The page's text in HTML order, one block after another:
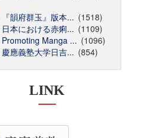
『韻府群玉』版本... (1518)
日本における赤痢... (1109)
Promoting Manga ... (1096)
慶應義塾大学日吉... (854)
LINK